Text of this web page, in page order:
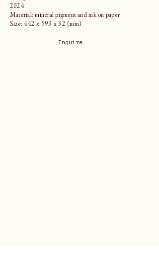
2024
Material: mineral pigment and ink on paper
Size: 442 x 593 x 32 (mm)
Inquire